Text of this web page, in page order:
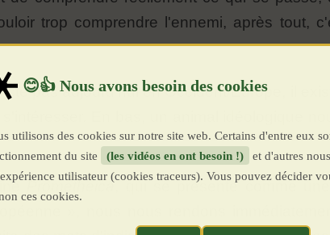
trop comprendre l'ennemi, après tout,
pas aujourd'hui en Occident/Europe, il
En bas, un animal idéologique
Prometheica , qui se présente comme
», nous nous rendons
utilisons des cookies sur notre site web. Certains d'entre eux
du site
(les vidéos en ont besoin !)
et d'autres
utilisateur (cookies traceurs). Vous pouvez décider
ces cookies.